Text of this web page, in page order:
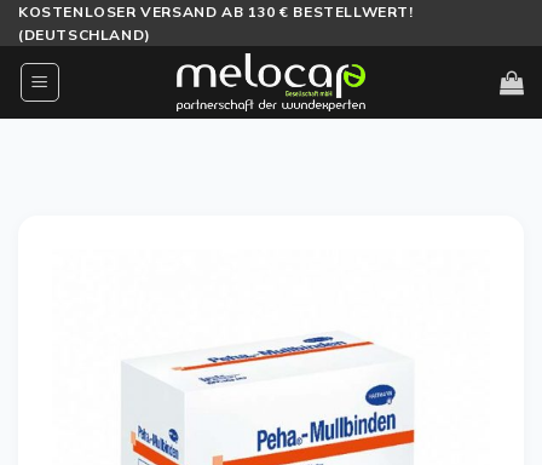
Zum
Inhalt
springen
KOSTENLOSER VERSAND AB 130 € BESTELLWERT!
(DEUTSCHLAND)